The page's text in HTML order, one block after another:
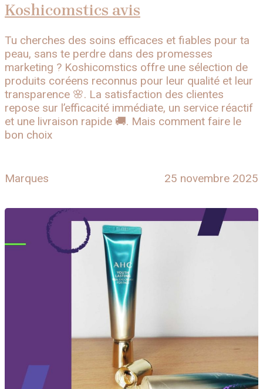
Koshicomstics avis
Tu cherches des soins efficaces et fiables pour ta
peau, sans te perdre dans des promesses
marketing ? Koshicomstics offre une sélection de
produits coréens reconnus pour leur qualité et leur
transparence 🌸. La satisfaction des clientes
repose sur l’efficacité immédiate, un service réactif
et une livraison rapide 🚚. Mais comment faire le
bon choix
Marques 25 novembre 2025